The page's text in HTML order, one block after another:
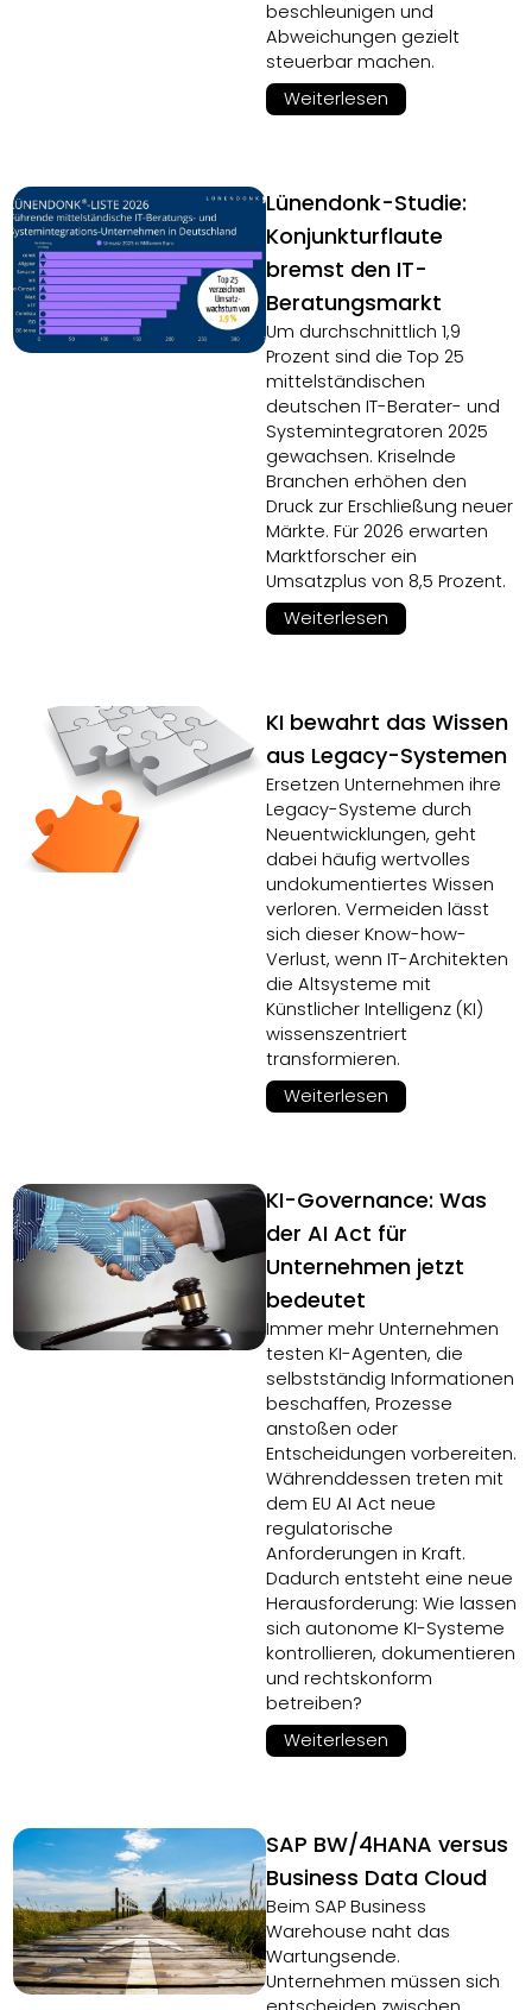
beschleunigen und
Abweichungen gezielt
steuerbar machen.
Weiterlesen
Lünendonk-Studie:
Konjunkturflaute
bremst den IT-
Beratungsmarkt
Um durchschnittlich 1,9
Prozent sind die Top 25
mittelständischen
deutschen IT-Berater- und
Systemintegratoren 2025
gewachsen. Kriselnde
Branchen erhöhen den
Druck zur Erschließung neuer
Märkte. Für 2026 erwarten
Marktforscher ein
Umsatzplus von 8,5 Prozent.
Weiterlesen
KI bewahrt das Wissen
aus Legacy-Systemen
Ersetzen Unternehmen ihre
Legacy-Systeme durch
Neuentwicklungen, geht
dabei häufig wertvolles
undokumentiertes Wissen
verloren. Vermeiden lässt
sich dieser Know-how-
Verlust, wenn IT-Architekten
die Altsysteme mit
Künstlicher Intelligenz (KI)
wissenszentriert
transformieren.
Weiterlesen
KI-Governance: Was
der AI Act für
Unternehmen jetzt
bedeutet
Immer mehr Unternehmen
testen KI-Agenten, die
selbstständig Informationen
beschaffen, Prozesse
anstoßen oder
Entscheidungen vorbereiten.
Währenddessen treten mit
dem EU AI Act neue
regulatorische
Anforderungen in Kraft.
Dadurch entsteht eine neue
Herausforderung: Wie lassen
sich autonome KI-Systeme
kontrollieren, dokumentieren
und rechtskonform
betreiben?
Weiterlesen
SAP BW/4HANA versus
Business Data Cloud
Beim SAP Business
Warehouse naht das
Wartungsende.
Unternehmen müssen sich